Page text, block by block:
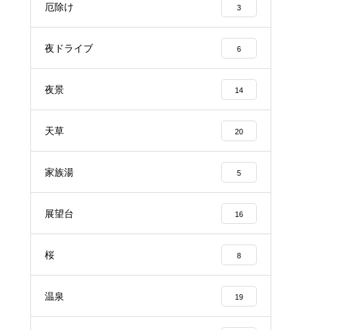
厄除け 3
夜ドライブ 6
夜景 14
天草 20
家族湯 5
展望台 16
桜 8
温泉 19